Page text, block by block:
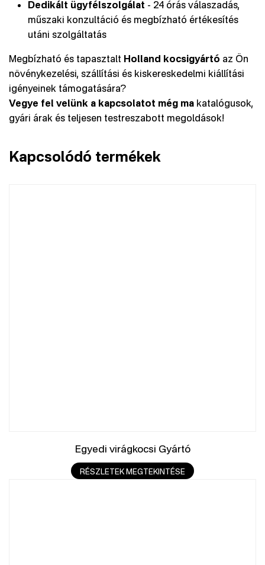
Dedikált ügyfélszolgálat - 24 órás válaszadás,
műszaki konzultáció és megbízható értékesítés
utáni szolgáltatás
Megbízható és tapasztalt Holland kocsigyártó az Ön
növénykezelési, szállítási és kiskereskedelmi kiállítási
igényeinek támogatására?
Vegye fel velünk a kapcsolatot még ma katalógusok,
gyári árak és teljesen testreszabott megoldások!
Kapcsolódó termékek
Egyedi virágkocsi Gyártó
RÉSZLETEK MEGTEKINTÉSE